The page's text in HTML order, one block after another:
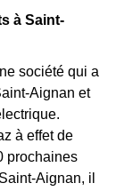
à Saint-
société qui a
Aignan et
à effet de
prochaines
Aignan, il